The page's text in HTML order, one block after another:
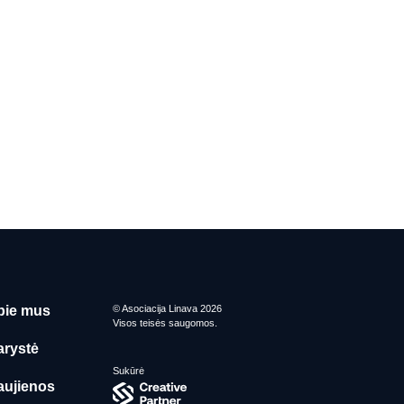
mus
© Asociacija Linava 2026
Visos teisės saugomos.
Sukūrė